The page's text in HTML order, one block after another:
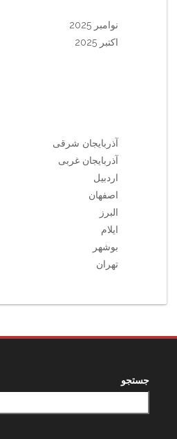
نوامبر 2025
اکتبر 2025
آذربایجان شرقی
آذربایجان غربی
اردبیل
اصفهان
البرز
ایلام
بوشهر
تهران
جستجو